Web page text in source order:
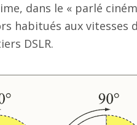
dans le « parlé
habitués aux
DSLR.